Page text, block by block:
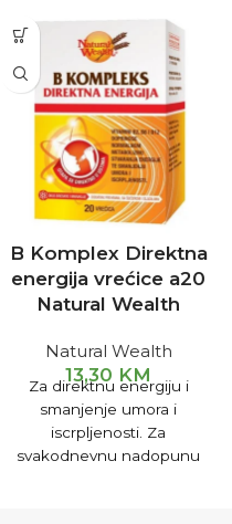
B Komplex Direktna
energija vrećice a20
Natural Wealth
Natural Wealth
13,30 KM
Za direktnu energiju i
smanjenje umora i
iscrpljenosti. Za
svakodnevnu nadopunu